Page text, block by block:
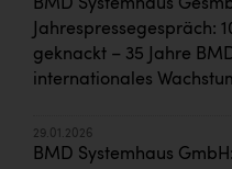
BMD Systemhaus
Jahrespressegespräch:
geknackt – 35 Jahre
internationales
29.01.2026
BMD Systemhaus